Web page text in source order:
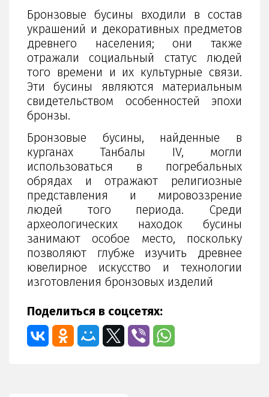
Бронзовые бусины входили в состав
украшений и декоративных предметов
древнего населения; они также
отражали социальный статус людей
того времени и их культурные связи.
Эти бусины являются материальным
свидетельством особенностей эпохи
бронзы.
Бронзовые бусины, найденные в
курганах Танбалы IV, могли
использоваться в погребальных
обрядах и отражают религиозные
представления и мировоззрение
людей того периода. Среди
археологических находок бусины
занимают особое место, поскольку
позволяют глубже изучить древнее
ювелирное искусство и технологии
изготовления бронзовых изделий
Поделиться в соцсетях: